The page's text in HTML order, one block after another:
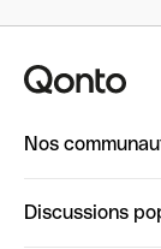
Nos
Discussions